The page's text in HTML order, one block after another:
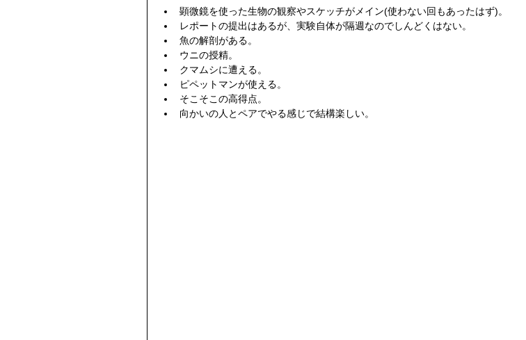
顕微鏡を使った生物の観察やスケッチがメイン(使わない回もあったはず)。
レポートの提出はあるが、実験自体が隔週なのでしんどくはない。
魚の解剖がある。
ウニの授精。
クマムシに遭える。
ピペットマンが使える。
そこそこの高得点。
向かいの人とペアでやる感じで結構楽しい。